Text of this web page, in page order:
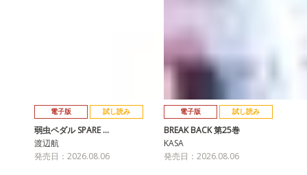
電子版 試し読み
弱虫ペダル SPARE …
渡辺航
発売日：2026.08.06
電子版 試し読み
BREAK BACK 第25巻
KASA
発売日：2026.08.06